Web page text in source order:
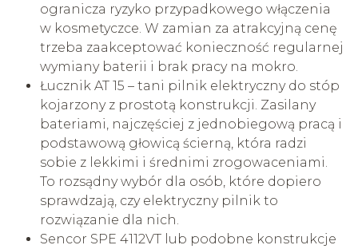
ogranicza ryzyko przypadkowego włączenia
w kosmetyczce. W zamian za atrakcyjną cenę
trzeba zaakceptować konieczność regularnej
wymiany baterii i brak pracy na mokro.
Łucznik AT 15 – tani pilnik elektryczny do stóp
kojarzony z prostotą konstrukcji. Zasilany
bateriami, najczęściej z jednobiegową pracą i
podstawową głowicą ścierną, która radzi
sobie z lekkimi i średnimi zrogowaceniami.
To rozsądny wybór dla osób, które dopiero
sprawdzają, czy elektryczny pilnik to
rozwiązanie dla nich.
Sencor SPE 4112VT lub podobne konstrukcje